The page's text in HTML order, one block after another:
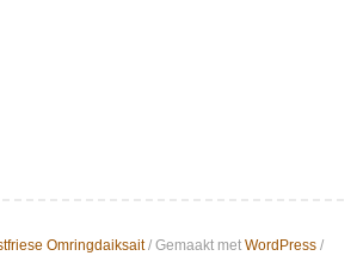
Omringdaiksait/ Gemaakt met WordPress/